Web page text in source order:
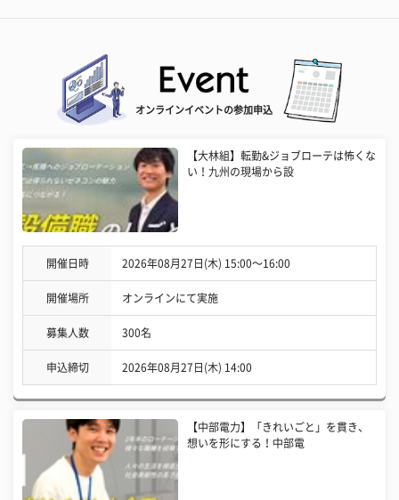
オンラインイベントの参加申込
【大林組】転勤&ジョブローテは怖くな
い！九州の現場から設
開催日時 2026年08月27日(木) 15:00〜16:00
開催場所 オンラインにて実施
募集人数 300名
申込締切 2026年08月27日(木) 14:00
【中部電力】「きれいごと」を貫き、
想いを形にする！中部電